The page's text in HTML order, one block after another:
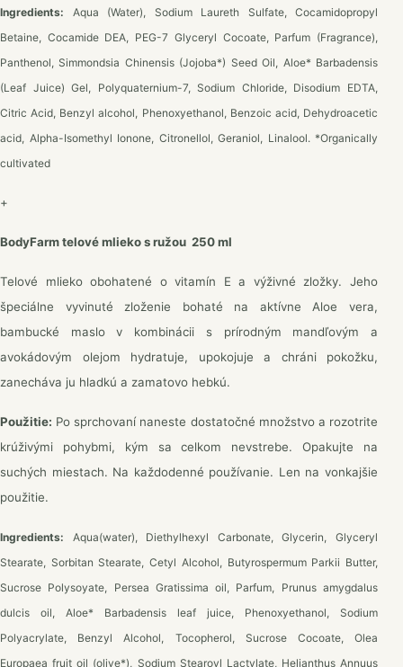
Ingredients: Aqua (Water), Sodium Laureth Sulfate, Cocamidopropyl
Betaine, Cocamide DEA, PEG-7 Glyceryl Cocoate, Parfum (Fragrance),
Panthenol, Simmondsia Chinensis (Jojoba*) Seed Oil, Aloe* Barbadensis
(Leaf Juice) Gel, Polyquaternium-7, Sodium Chloride, Disodium EDTA,
Citric Acid, Benzyl alcohol, Phenoxyethanol, Benzoic acid, Dehydroacetic
acid, Alpha-Isomethyl Ionone, Citronellol, Geraniol, Linalool. *Organically
cultivated
+
BodyFarm telové mlieko s ružou 250 ml
Telové mlieko obohatené o vitamín E a výživné zložky. Jeho
špeciálne vyvinuté zloženie bohaté na aktívne Aloe vera,
bambucké maslo v kombinácii s prírodným mandľovým a
avokádovým olejom hydratuje, upokojuje a chráni pokožku,
zanecháva ju hladkú a zamatovo hebkú.
Použitie: Po sprchovaní naneste dostatočné množstvo a rozotrite
krúživými pohybmi, kým sa celkom nevstrebe. Opakujte na
suchých miestach. Na každodenné používanie. Len na vonkajšie
použitie.
Ingredients: Aqua(water), Diethylhexyl Carbonate, Glycerin, Glyceryl
Stearate, Sorbitan Stearate, Cetyl Alcohol, Butyrospermum Parkii Butter,
Sucrose Polysoyate, Persea Gratissima oil, Parfum, Prunus amygdalus
dulcis oil, Aloe* Barbadensis leaf juice, Phenoxyethanol, Sodium
Polyacrylate, Benzyl Alcohol, Tocopherol, Sucrose Cocoate, Olea
Europaea fruit oil (olive*), Sodium Stearoyl Lactylate, Helianthus Annuus